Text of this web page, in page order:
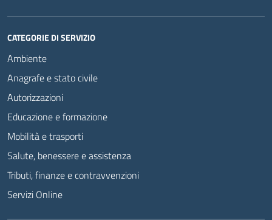
CATEGORIE DI SERVIZIO
Ambiente
Anagrafe e stato civile
Autorizzazioni
Educazione e formazione
Mobilità e trasporti
Salute, benessere e assistenza
Tributi, finanze e contravvenzioni
Servizi Online